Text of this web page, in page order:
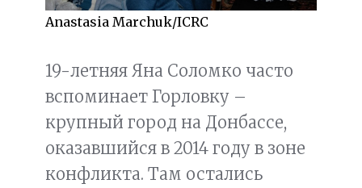
Anastasia Marchuk/ICRC
19-летняя Яна Соломко часто
вспоминает Горловку –
крупный город на Донбассе,
оказавшийся в 2014 году в зоне
конфликта. Там остались